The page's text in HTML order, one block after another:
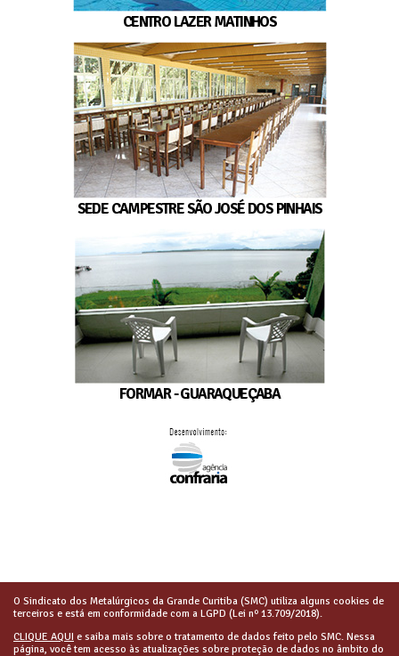
CENTRO LAZER MATINHOS
SEDE CAMPESTRE SÃO JOSÉ DOS PINHAIS
FORMAR - GUARAQUEÇABA
O Sindicato dos Metalúrgicos da Grande Curitiba (SMC) utiliza alguns cookies de
terceiros e está em conformidade com a LGPD (Lei nº 13.709/2018).
CLIQUE AQUI e saiba mais sobre o tratamento de dados feito pelo SMC. Nessa
página, você tem acesso às atualizações sobre proteção de dados no âmbito do